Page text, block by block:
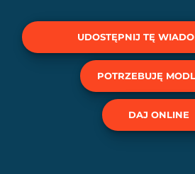
UDOSTĘPNIJ TĘ
POTRZEBUJĘ
DAJ ONLINE